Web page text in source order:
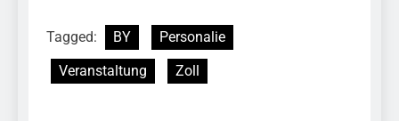
Tagged: BY
Personalie
Veranstaltung
Zoll